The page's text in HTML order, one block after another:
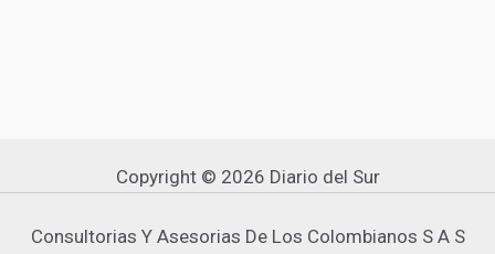
Copyright © 2026 Diario del Sur
Consultorias Y Asesorias De Los Colombianos S A S